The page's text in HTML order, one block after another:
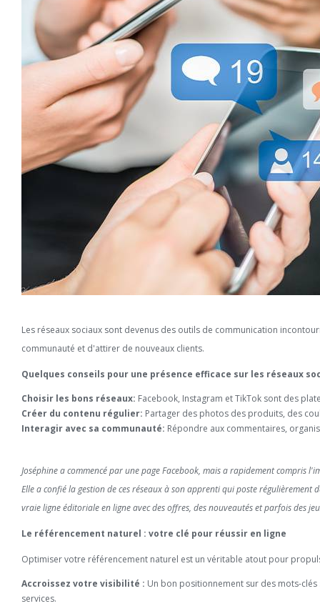
Les réseaux sociaux sont devenus des outils de communication
communauté et d'attirer de nouveaux clients.
Quelques conseils pour une présence efficace sur les réseaux
Choisir les bons réseaux: Facebook, Instagram et TikTok sont des
Créer du contenu régulier: Partager des photos des produits, des
Interagir avec sa communauté: Répondre aux commentaires,
Joséphine a commencé par une page Facebook, mais a rapidement compris
Elle a confié la gestion de ces réseaux à son apprenti qui poste
vraie ligne éditoriale en ligne avec des offres, des nouveautés et parfois des
Le référencement naturel : votre clé pour réussir en ligne
Optimiser votre référencement naturel est un véritable atout pour
Accroissez votre visibilité : Un bon positionnement sur des mots-
services.